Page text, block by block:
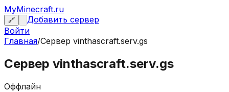
MyMinecraft.ru
🔗
Добавить сервер
Войти
Главная/Сервер vinthascraft.serv.gs
Сервер vinthascraft.serv.gs
Оффлайн